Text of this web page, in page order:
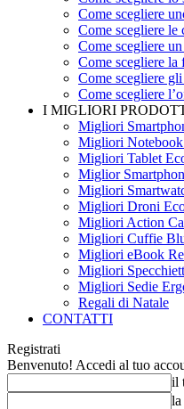
Come scegliere
Come scegliere le
Come scegliere
Come scegliere la
Come scegliere
Come scegliere
I MIGLIORI
Migliori
Migliori
Migliori Tablet
Miglior
Migliori
Migliori Droni
Migliori Action
Migliori Cuffie
Migliori eBook
Migliori
Migliori Sedie
Regali di Natale
CONTATTI
Registrati
Benvenuto! Accedi al tuo
il
la